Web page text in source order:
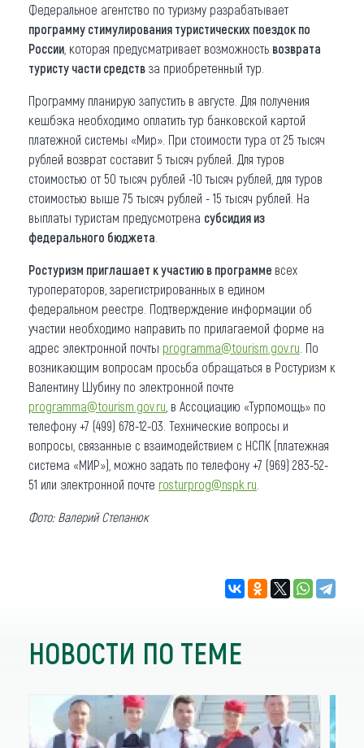
Федеральное агентство по туризму разрабатывает
программу стимулирования туристических поездок по
России , которая предусматривает возможность возврата
туристу части средств за приобретенный тур.
Программу планирую запустить в августе. Для получения
кешбэка необходимо оплатить тур банковской картой
платежной системы «Мир». При стоимости тура от 25 тысяч
рублей возврат составит 5 тысяч рублей. Для туров
стоимостью от 50 тысяч рублей -10 тысяч рублей, для туров
стоимостью выше 75 тысяч рублей - 15 тысяч рублей. На
выплаты туристам предусмотрена субсидия из
федерального бюджета
Ростуризм приглашает к участию в программе всех
туроператоров, зарегистрированных в едином
федеральном реестре. Подтверждение информации об
участии необходимо направить по прилагаемой форме на
адрес электронной почты programma@tourism.gov.ru . По
возникающим вопросам просьба обращаться в Ростуризм к
Валентину Шубину по электронной почте
programma@tourism.gov.ru , в Ассоциацию «Турпомощь» по
телефону +7 (499) 678-12-03. Технические вопросы и
вопросы, связанные с взаимодействием с НСПК (платежная
система «МИР»), можно задать по телефону +7 (969) 283-52-
51 или электронной почте rosturprog@nspk.ru
Фото: Валерий Степанюк
НОВОСТИ ПО ТЕМЕ